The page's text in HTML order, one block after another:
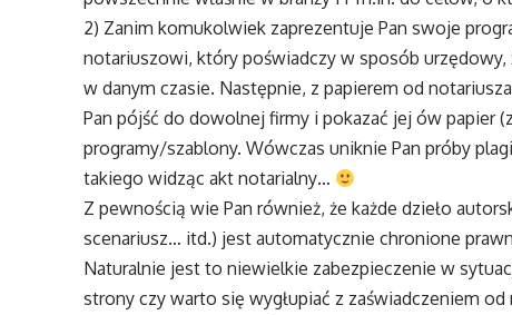
2) Zanim komukolwiek zaprezentuje Pan swoje
notariuszowi, który poświadczy w sposób urzędowy,
w danym czasie. Następnie, z papierem od
Pan pójść do dowolnej firmy i pokazać jej ów papier
programy/szablony. Wówczas uniknie Pan próby
takiego widząc akt notarialny…
Z pewnością wie Pan również, że każde dzieło
scenariusz… itd.) jest automatycznie chronione
Naturalnie jest to niewielkie zabezpieczenie w
strony czy warto się wygłupiać z zaświadczeniem